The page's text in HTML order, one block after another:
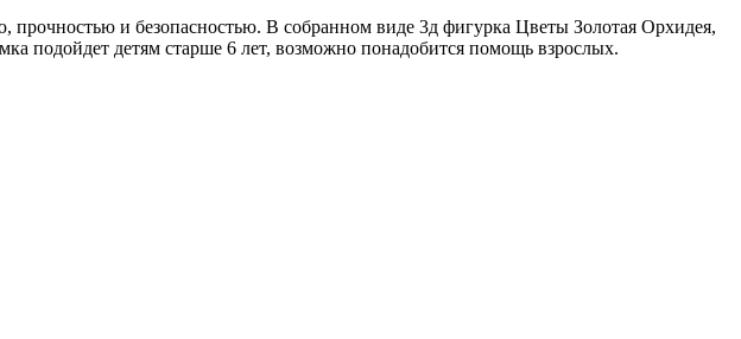
прочностью и безопасностью. В собранном виде 3д фигурка Цветы Золотая Орхидея,
подойдет детям старше 6 лет, возможно понадобится помощь взрослых.